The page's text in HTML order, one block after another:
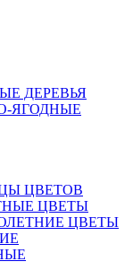
ДЕРЕВЬЯ
ЯГОДНЫЕ
ЦВЕТОВ
ЦВЕТЫ
ЦВЕТЫ